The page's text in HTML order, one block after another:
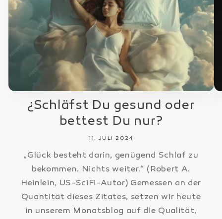
¿Schläfst Du gesund oder
bettest Du nur?
11. JULI 2024
„Glück besteht darin, genügend Schlaf zu
bekommen. Nichts weiter.“ (Robert A.
Heinlein, US-SciFi-Autor) Gemessen an der
Quantität dieses Zitates, setzen wir heute
in unserem Monatsblog auf die Qualität,